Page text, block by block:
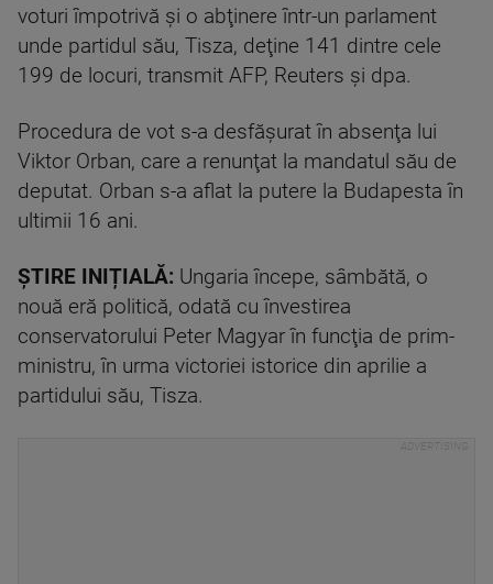
voturi împotrivă şi o abţinere într-un parlament
unde partidul său, Tisza, deţine 141 dintre cele
199 de locuri, transmit AFP, Reuters şi dpa.
Procedura de vot s-a desfăşurat în absenţa lui
Viktor Orban, care a renunţat la mandatul său de
deputat. Orban s-a aflat la putere la Budapesta în
ultimii 16 ani.
ȘTIRE INIȚIALĂ: Ungaria începe, sâmbătă, o
nouă eră politică, odată cu învestirea
conservatorului Peter Magyar în funcţia de prim-
ministru, în urma victoriei istorice din aprilie a
partidului său, Tisza.